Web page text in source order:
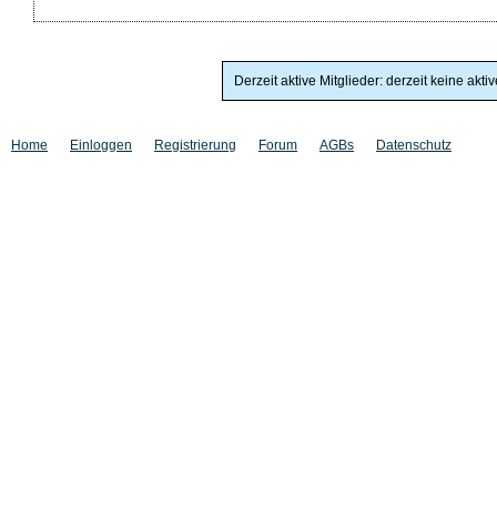
Derzeit aktive Mitglieder: derzeit keine
Home Einloggen Registrierung Forum AGBs Datenschutz